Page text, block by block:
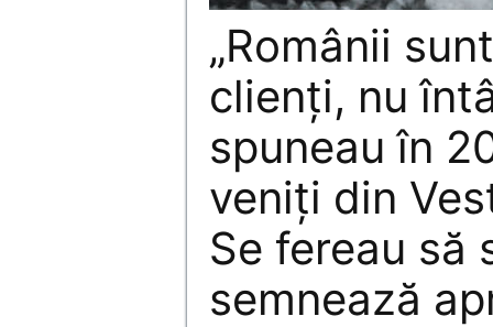
„Românii
clienţi, nu
spuneau în
veniţi din
Se fereau să
semnează